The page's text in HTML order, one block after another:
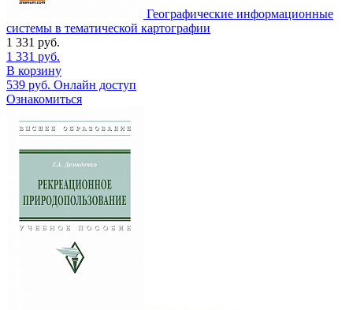
Географические информационные
системы в тематической картографии
1 331 руб.
1 331 руб.
В корзину
539 руб. Онлайн доступ
Ознакомиться